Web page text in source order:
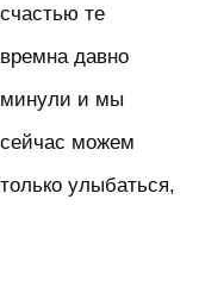
счастью те
времна давно
минули и мы
сейчас можем
только улыбаться,